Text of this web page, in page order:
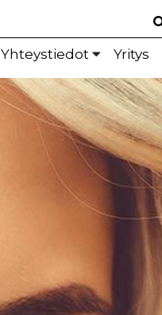
Yhteystiedot Yritys